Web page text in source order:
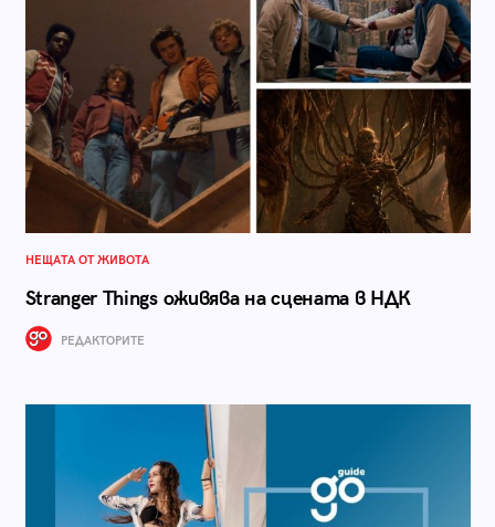
НЕЩАТА ОТ ЖИВОТА
Stranger Things оживява на сцената в НДК
РЕДАКТОРИТЕ